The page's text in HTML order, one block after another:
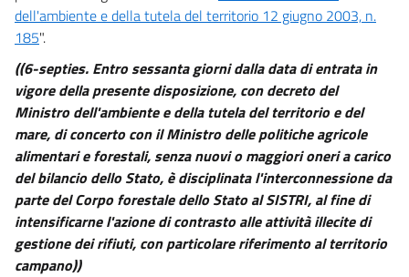
dell'ambiente e della tutela del territorio 12 giugno 2003, n.
185".
((6-septies. Entro sessanta giorni dalla data di entrata in
vigore della presente disposizione, con decreto del
Ministro dell'ambiente e della tutela del territorio e del
mare, di concerto con il Ministro delle politiche agricole
alimentari e forestali, senza nuovi o maggiori oneri a carico
del bilancio dello Stato, è disciplinata l'interconnessione da
parte del Corpo forestale dello Stato al SISTRI, al fine di
intensificarne l'azione di contrasto alle attività illecite di
gestione dei rifiuti, con particolare riferimento al territorio
campano))